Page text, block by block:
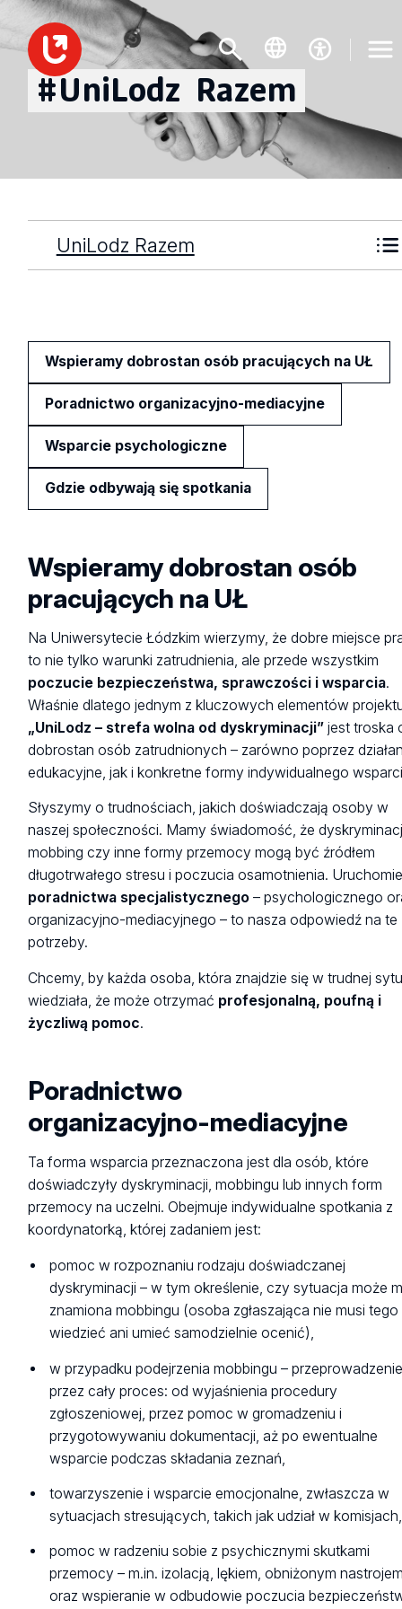
#UniLodz Razem
UniLodz Razem
Wspieramy dobrostan osób pracujących na UŁ
Poradnictwo organizacyjno-mediacyjne
Wsparcie psychologiczne
Gdzie odbywają się spotkania
Wspieramy dobrostan osób
pracujących na UŁ
Na Uniwersytecie Łódzkim wierzymy, że dobre miejsce
to nie tylko warunki zatrudnienia, ale przede wszystkim
poczucie bezpieczeństwa, sprawczości i wsparcia.
Właśnie dlatego jednym z kluczowych elementów
„UniLodz – strefa wolna od dyskryminacji” jest troska
dobrostan osób zatrudnionych – zarówno poprzez
edukacyjne, jak i konkretne formy indywidualnego
Słyszymy o trudnościach, jakich doświadczają osoby w
naszej społeczności. Mamy świadomość, że
mobbing czy inne formy przemocy mogą być źródłem
długotrwałego stresu i poczucia osamotnienia.
poradnictwa specjalistycznego – psychologicznego
organizacyjno-mediacyjnego – to nasza odpowiedź na te
potrzeby.
Chcemy, by każda osoba, która znajdzie się w trudnej
wiedziała, że może otrzymać profesjonalną, poufną i
życzliwą pomoc.
Poradnictwo
organizacyjno-mediacyjne
Ta forma wsparcia przeznaczona jest dla osób, które
doświadczyły dyskryminacji, mobbingu lub innych form
przemocy na uczelni. Obejmuje indywidualne spotkania z
koordynatorką, której zadaniem jest:
pomoc w rozpoznaniu rodzaju doświadczanej
dyskryminacji – w tym określenie, czy sytuacja może
znamiona mobbingu (osoba zgłaszająca nie musi tego
wiedzieć ani umieć samodzielnie ocenić),
w przypadku podejrzenia mobbingu –
przez cały proces: od wyjaśnienia procedury
zgłoszeniowej, przez pomoc w gromadzeniu i
przygotowywaniu dokumentacji, aż po ewentualne
wsparcie podczas składania zeznań,
towarzyszenie i wsparcie emocjonalne, zwłaszcza w
sytuacjach stresujących, takich jak udział w komisjach,
pomoc w radzeniu sobie z psychicznymi skutkami
przemocy – m.in. izolacją, lękiem, obniżonym
oraz wspieranie w odbudowie poczucia